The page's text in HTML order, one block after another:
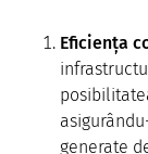
Eficiența
generate